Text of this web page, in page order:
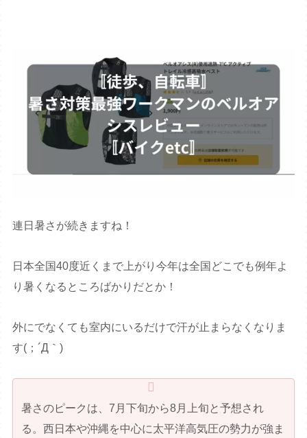
連日暑さが続きますね！
日本全国40度近くまで上がり今年は全国どこでも例年よ
り暑くなるところばかりだとか！
外にでなくても室内にいるだけで汗が止まらなくなりま
す(；´Д｀)
暑さのピークは、7月下旬から8月上旬と予想され
る。西日本や沖縄を中心に太平洋高気圧の勢力が強ま